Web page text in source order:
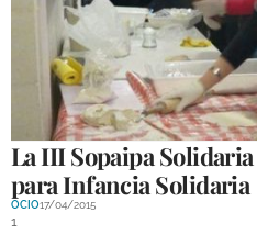
GALERÍAS
La III Sopaipa
para Infancia Solidaria
OCIO17/04/2015
1